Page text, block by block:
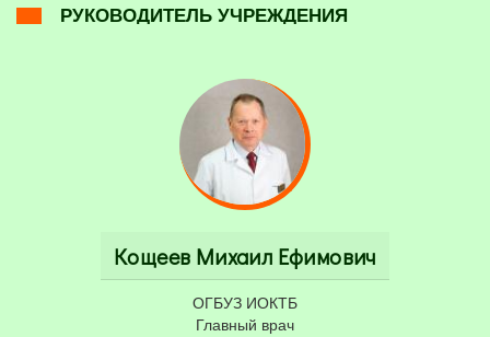
РУКОВОДИТЕЛЬ УЧРЕЖДЕНИЯ
Кощеев Михаил Ефимович
ОГБУЗ ИОКТБ
Главный врач